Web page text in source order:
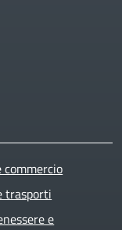
commercio
trasporti
e